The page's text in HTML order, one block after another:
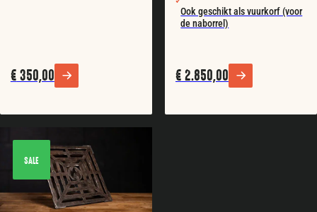
€ 350,00
Ook geschikt als vuurkorf (voor
de naborrel)
€ 2.850,00
SALE